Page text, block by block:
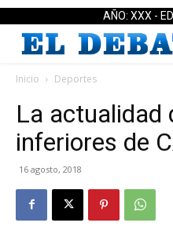
AÑO: XXX -
Inicio Deportes
La actualidad
inferiores de
16 agosto, 2018